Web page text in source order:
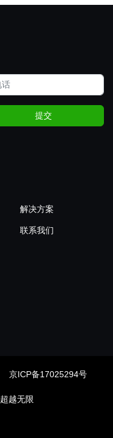
提交
解决方案
联系我们
京ICP备17025294号
超越无限